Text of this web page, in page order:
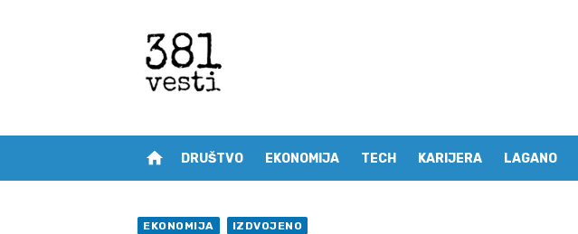
home DRUŠTVO EKONOMIJA TECH KARIJERA LAGANO
EKONOMIJA IZDVOJENO